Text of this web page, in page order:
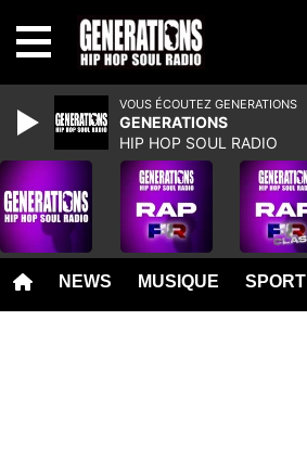
NEWS MUSIQUE SPORT
VOUS ÉCOUTEZ GENERATIONS
GENERATIONS
HIP HOP SOUL RADIO